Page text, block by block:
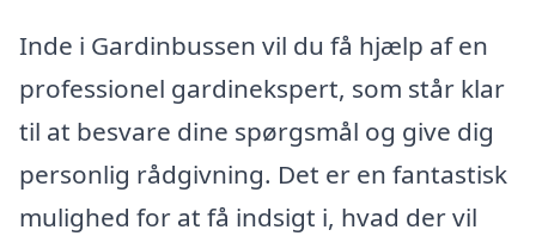
Inde i Gardinbussen vil du få hjælp af en
professionel gardinekspert, som står klar
til at besvare dine spørgsmål og give dig
personlig rådgivning. Det er en fantastisk
mulighed for at få indsigt i, hvad der vil